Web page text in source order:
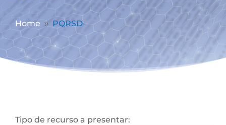
Home 9 PQRSD
Tipo de recurso a presentar: